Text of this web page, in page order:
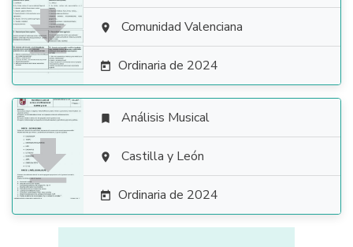
  Comunidad Valenciana
 Ordinaria de 2024

 Análisis Musical
 Castilla y León
 Ordinaria de 2024